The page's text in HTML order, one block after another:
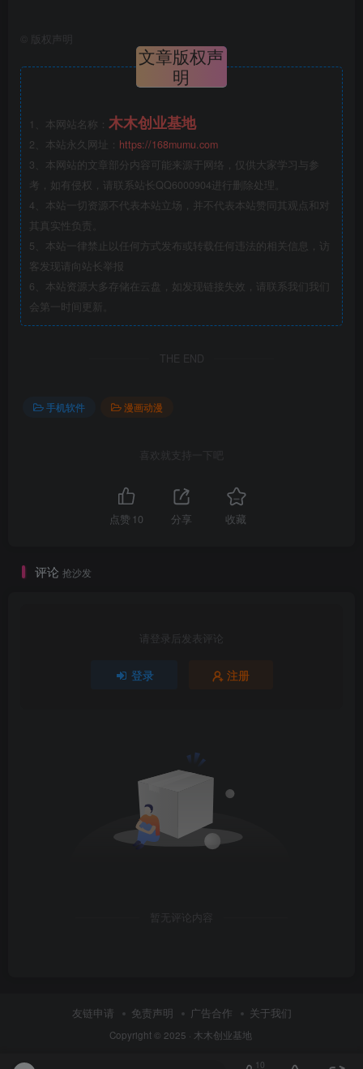
版权声明
文章版权声
明
1、本网站名称： 木木创业基地
2、本站永久网址： https://168mumu.com
3、本网站的文章部分内容可能来源于网络，仅供大家学习与参
考，如有侵权，请联系站长QQ6000904进行删除处理。
4、本站一切资源不代表本站立场，并不代表本站赞同其观点和对
其真实性负责。
5、本站一律禁止以任何方式发布或转载任何违法的相关信息，访
客发现请向站长举报
6、本站资源大多存储在云盘，如发现链接失效，请联系我们我们
会第一时间更新。
THE END
手机软件 漫画动漫
喜欢就支持一下吧
点赞 10 分享 收藏
评论 抢沙发
请登录后发表评论
登录 注册
暂无评论内容
友链申请 免责声明 广告合作 关于我们
Copyright © 2025 · 木木创业基地
10